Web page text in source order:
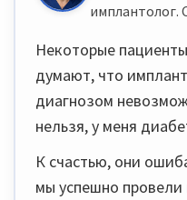
имплантолог.
Некоторые
думают, что
диагнозом
нельзя, у меня
К счастью, они
мы успешно